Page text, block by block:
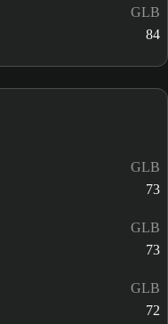
GLB
84
GLB
73
GLB
73
GLB
72